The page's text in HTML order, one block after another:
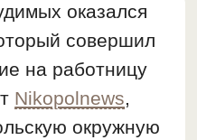
оказался
совершил
на работницу
Nikopolnews,
окружную